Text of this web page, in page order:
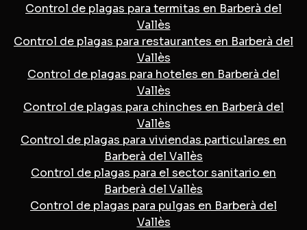
Control de plagas para termitas en Barberà del
Vallès
Control de plagas para restaurantes en Barberà del
Vallès
Control de plagas para hoteles en Barberà del
Vallès
Control de plagas para chinches en Barberà del
Vallès
Control de plagas para viviendas particulares en
Barberà del Vallès
Control de plagas para el sector sanitario en
Barberà del Vallès
Control de plagas para pulgas en Barberà del
Vallès